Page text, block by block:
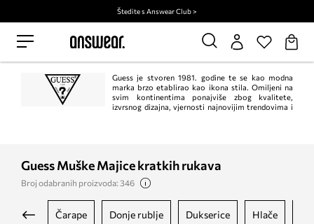
Štedite s Answear Club >
Guess je stvoren 1981. godine te se kao modna
marka brzo etablirao kao ikona stila. Omiljeni na
svim kontinentima ponajviše zbog kvalitete,
izvrsnog dizajna, vjernosti najnovijim trendovima i
Guess Muške Majice kratkih rukava
Broj odabranih proizvoda: 346
čarape donje rublje dukserice hlače